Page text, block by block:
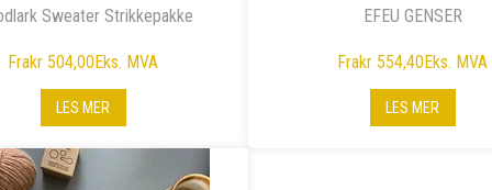
Sweater Strikkepakke
Frakr 504,00Eks. MVA
LES MER
EFEU GENSER
Frakr 554,40Eks. MVA
LES MER